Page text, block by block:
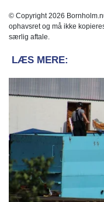
© Copyright 2026
ophavsret og må ikke
særlig aftale.